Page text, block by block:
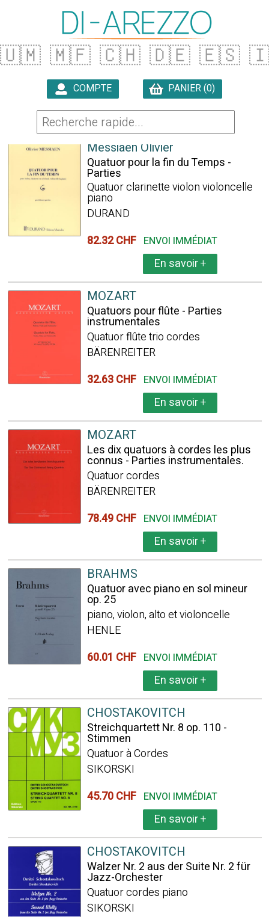
🇺🇲 🇲🇫 🇨🇭 🇩🇪 🇪🇸
COMPTE PANIER (0)
2312 ARTICLES TROUVÉS
Messiaen Olivier
Quatuor pour la fin du Temps -
Parties
Quatuor clarinette violon violoncelle
piano
DURAND
82.32 CHF ENVOI IMMÉDIAT
En savoir+
MOZART
Quatuors pour flûte - Parties
instrumentales
Quatuor flûte trio cordes
BÄRENREITER
32.63 CHF ENVOI IMMÉDIAT
En savoir+
MOZART
Les dix quatuors à cordes les plus
connus - Parties instrumentales.
Quatuor cordes
BÄRENREITER
78.49 CHF ENVOI IMMÉDIAT
En savoir+
BRAHMS
Quatuor avec piano en sol mineur
op. 25
piano, violon, alto et violoncelle
HENLE
60.01 CHF ENVOI IMMÉDIAT
En savoir+
CHOSTAKOVITCH
Streichquartett Nr. 8 op. 110 -
Stimmen
Quatuor à Cordes
SIKORSKI
45.70 CHF ENVOI IMMÉDIAT
En savoir+
CHOSTAKOVITCH
Walzer Nr. 2 aus der Suite Nr. 2 für
Jazz-Orchester
Quatuor cordes piano
SIKORSKI